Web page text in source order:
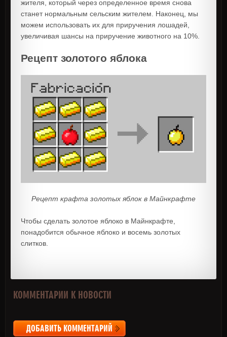
жителя, который через определенное время снова
станет нормальным сельским жителем. Наконец, мы
можем использовать их для приручения лошадей,
увеличивая шансы на приручение животного на 10%.
Рецепт золотого яблока
Рецепт крафта золотых яблок в Майнкрафте
Чтобы сделать золотое яблоко в Майнкрафте,
понадобится обычное яблоко и восемь золотых
слитков.
КОММЕНТАРИИ К НОВОСТИ
ДОБАВИТЬ КОММЕНТАРИЙ